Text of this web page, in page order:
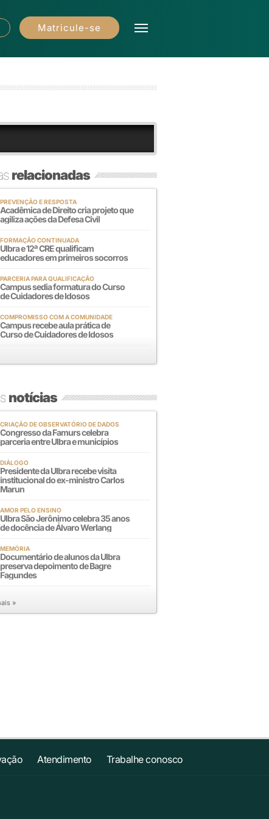
Matricule-se
relacionadas
PREVENÇÃO E RESPOSTA
Acadêmica de Direito cria projeto que
agiliza ações da Defesa Civil
FORMAÇÃO CONTINUADA
Ulbra e 12ª CRE qualificam
educadores em primeiros socorros
PARCERIA PARA QUALIFICAÇÃO
Campus sedia formatura do Curso
de Cuidadores de Idosos
COMPROMISSO COM A COMUNIDADE
Campus recebe aula prática de
Curso de Cuidadores de Idosos
notícias
CRIAÇÃO DE OBSERVATÓRIO DE DADOS
Congresso da Famurs celebra
parceria entre Ulbra e municípios
DIÁLOGO
Presidente da Ulbra recebe visita
institucional do ex-ministro Carlos
Marun
AMOR PELO ENSINO
Ulbra São Jerônimo celebra 35 anos
de docência de Álvaro Werlang
MEMÓRIA
Documentário de alunos da Ulbra
preserva depoimento de Bagre
Fagundes
»
Atendimento Trabalhe conosco